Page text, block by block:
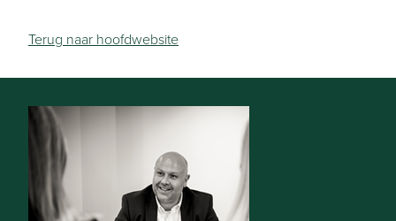
Terug naar hoofdwebsite